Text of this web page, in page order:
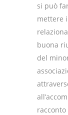
si può
mettere
buona
del